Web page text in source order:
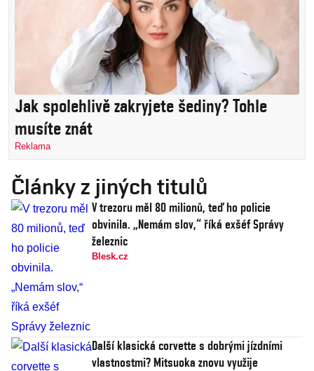
Jak spolehlivě zakryjete šediny? Tohle
musíte znát
Reklama
Články z jiných titulů
V trezoru měl 80 milionů, teď ho policie
obvinila. „Nemám slov,“ říká exšéf Správy
železnic
Blesk.cz
Další klasická corvette s dobrými jízdními
vlastnostmi? Mitsuoka znovu využije